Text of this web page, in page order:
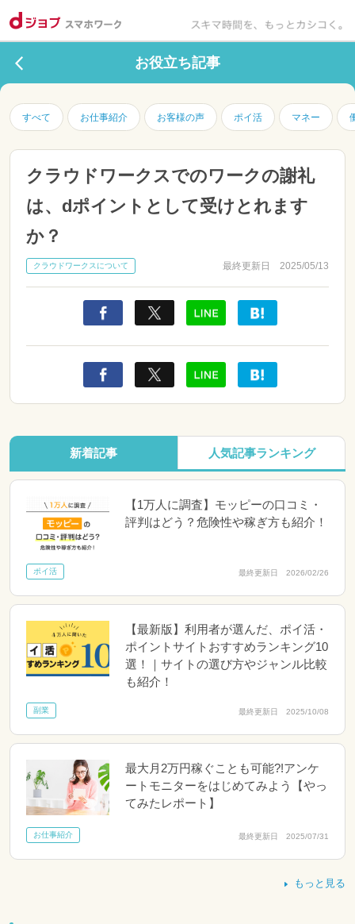
お役立ち記事
すべて お仕事紹介 お客様の声 ポイ活 マネー
クラウドワークスでのワークの謝礼
は、dポイントとして受けとれます
か？
最終更新日 2025/05/13
クラウドワークスについて
新着記事 人気記事ランキング
【1万人に調査】モッピーの口コミ・
評判はどう？危険性や稼ぎ方も紹介！
ポイ活 最終更新日 2026/02/26
【最新版】利用者が選んだ、ポイ活・
ポイントサイトおすすめランキング10
選！｜サイトの選び方やジャンル比較
も紹介！
副業 最終更新日 2025/10/08
最大月2万円稼ぐことも可能?!アンケ
ートモニターをはじめてみよう【やっ
てみたレポート】
お仕事紹介 最終更新日 2025/07/31
もっと見る